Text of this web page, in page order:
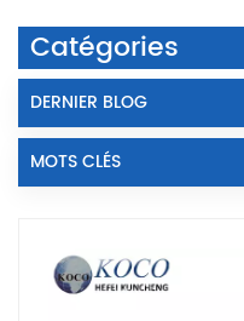
Catégories
DERNIER BLOG
MOTS CLÉS